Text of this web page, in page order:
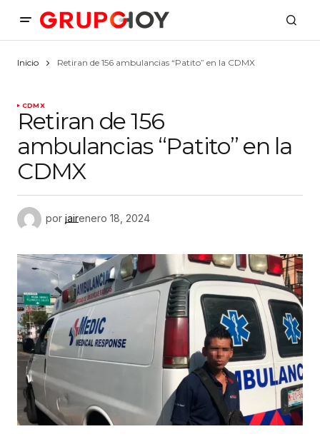
Inicio Retiran de 156 ambulancias “Patito” en la CDMX
CDMX
Retiran de 156
ambulancias “Patito” en la
CDMX
por jairenero 18, 2024